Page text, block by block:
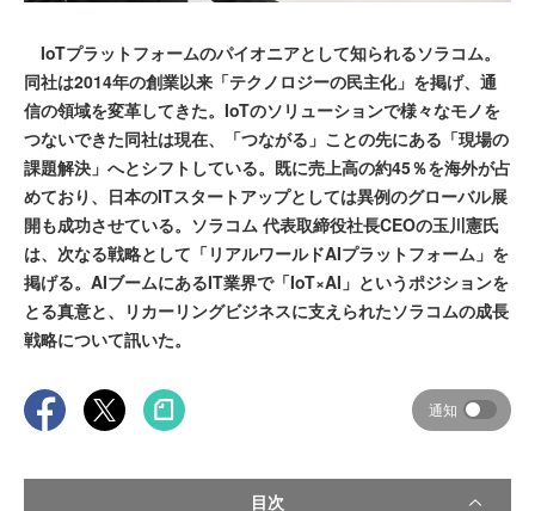
IoTプラットフォームのパイオニアとして知られるソラコム。
同社は2014年の創業以来「テクノロジーの民主化」を掲げ、通
信の領域を変革してきた。IoTのソリューションで様々なモノを
つないできた同社は現在、「つながる」ことの先にある「現場の
課題解決」へとシフトしている。既に売上高の約45％を海外が占
めており、日本のITスタートアップとしては異例のグローバル展
開も成功させている。ソラコム 代表取締役社長CEOの玉川憲氏
は、次なる戦略として「リアルワールドAIプラットフォーム」を
掲げる。AIブームにあるIT業界で「IoT×AI」というポジションを
とる真意と、リカーリングビジネスに支えられたソラコムの成長
戦略について訊いた。
通知
目次